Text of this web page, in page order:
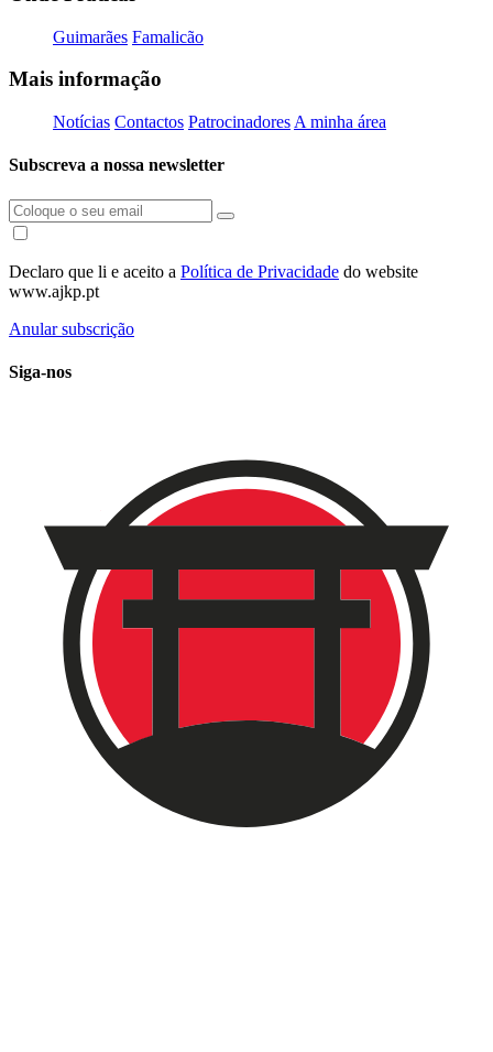
Guimarães Famalicão
Mais informação
Notícias Contactos Patrocinadores A minha área
Subscreva a nossa newsletter
Declaro que li e aceito a Política de Privacidade do website
www.ajkp.pt
Anular subscrição
Siga-nos